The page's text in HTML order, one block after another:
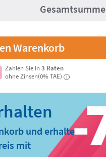
Gesamtsumme
Zahlen Sie in3 Raten
ohne Zinsen(0% TAE)
i
und erhalte
mit